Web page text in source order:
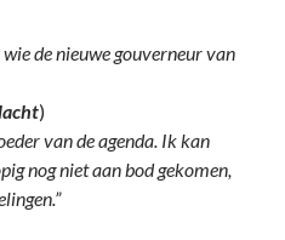
de nieuwe gouverneur van
)
van de agenda. Ik kan
nog niet aan bod gekomen,